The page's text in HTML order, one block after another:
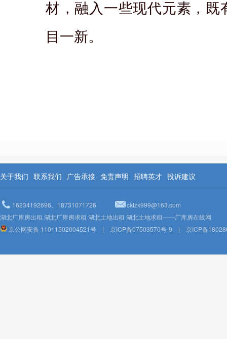
材，融入一些现代元素，既
目一新。
关于我们 联系我们 广告承接 免责声明 招聘英才 投诉建议
16234192696、18731071726
ckfzx999@163.com
湖北厂库房出租 湖北厂库房求租 湖北土地出租 湖北土地求租——厂库房在线网
京公网安备 11011502004521号 | 京ICP备07503570号-9 | 京ICP备